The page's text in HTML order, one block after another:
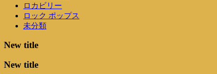
ロカビリー
ロック ポップス
未分類
New title
New title